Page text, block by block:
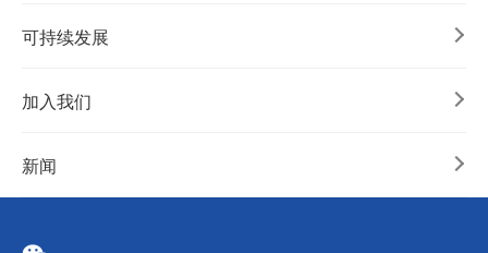
可持续发展
加入我们
新闻